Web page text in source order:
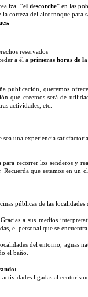
“el descorche” en las
corteza del alcornoque
reservados
a él a primeras horas de
publicación, queremos
que creemos será de
actividades, etc.
sea una experiencia
para recorrer los senderos y
que estamos en un
públicas de las localidades
Gracias a sus medios
el personal que se encuentra
del entorno, aguas
el baño.
ligadas al